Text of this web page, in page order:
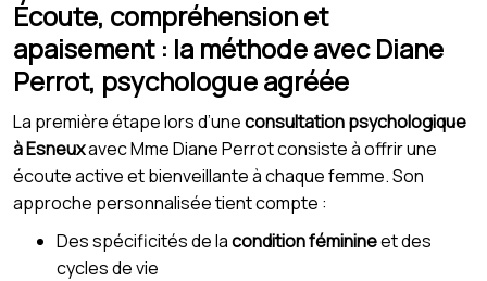
Écoute, compréhension et
apaisement : la méthode avec Diane
Perrot, psychologue agréée
La première étape lors d’uneconsultation psychologique
à Esneuxavec Mme Diane Perrot consiste à offrir une
écoute active et bienveillante à chaque femme. Son
approche personnalisée tient compte :
Des spécificités de lacondition féminineet des
cycles de vie